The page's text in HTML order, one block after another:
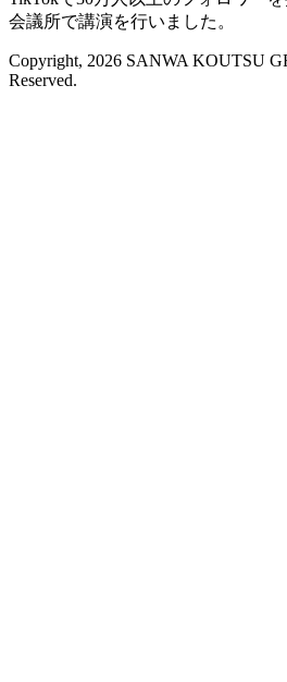
会議所で講演を行いました。
Copyright, 2026 SANWA KOUTSU
Reserved.